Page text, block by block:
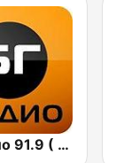
БГ Радио 91.9 ( BG Radio )